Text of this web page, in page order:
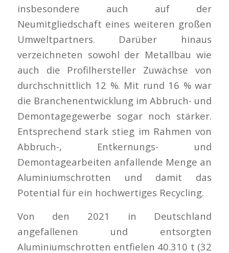
insbesondere auch auf der
Neumitgliedschaft eines weiteren großen
Umweltpartners. Darüber hinaus
verzeichneten sowohl der Metallbau wie
auch die Profilhersteller Zuwächse von
durchschnittlich 12 %. Mit rund 16 % war
die Branchenentwicklung im Abbruch- und
Demontagegewerbe sogar noch stärker.
Entsprechend stark stieg im Rahmen von
Abbruch-, Entkernungs- und
Demontagearbeiten anfallende Menge an
Aluminiumschrotten und damit das
Potential für ein hochwertiges Recycling.
Von den 2021 in Deutschland
angefallenen und entsorgten
Aluminiumschrotten entfielen 40.310 t (32